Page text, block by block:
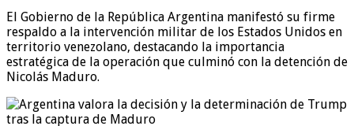
El Gobierno de la República Argentina manifestó su firme
respaldo a la intervención militar de los Estados Unidos en
territorio venezolano, destacando la importancia
estratégica de la operación que culminó con la detención de
Nicolás Maduro.